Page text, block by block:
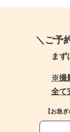
＼ご予
まず
※撮
全て
【お急